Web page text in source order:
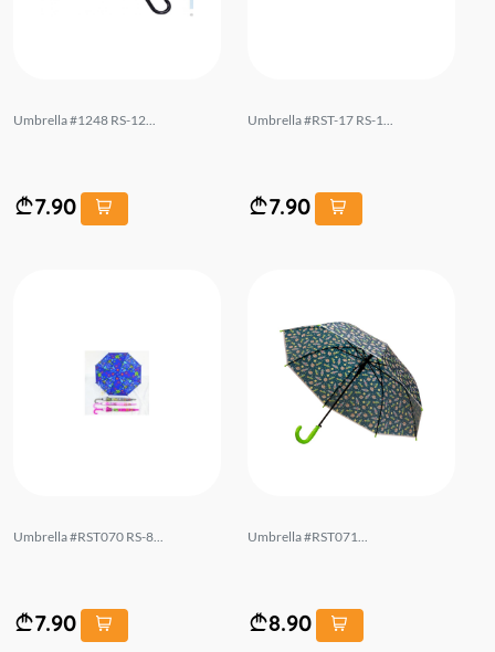
Umbrella #1248 RS-12...
7.90
Umbrella #RST-17 RS-1...
7.90
Umbrella #RST070 RS-8...
7.90
Umbrella #RST071...
8.90